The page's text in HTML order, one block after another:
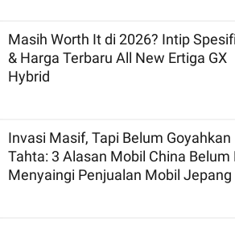
Masih Worth It di 2026? Intip
& Harga Terbaru All New Ertiga GX
Hybrid
Invasi Masif, Tapi Belum Goyahkan
Tahta: 3 Alasan Mobil China Belum
Menyaingi Penjualan Mobil Jepang